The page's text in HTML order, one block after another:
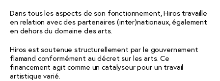
Dans tous les aspects de son fonctionnement, Hiros travaille
en relation avec des partenaires (inter)nationaux, également
en dehors du domaine des arts.
Hiros est soutenue structurellement par le gouvernement
flamand conformément au décret sur les arts. Ce
financement agit comme un catalyseur pour un travail
artistique varié.